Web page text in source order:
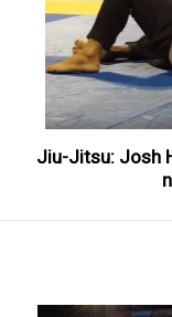
Jiu-Jitsu: Josh